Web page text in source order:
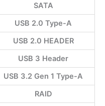
SATA
USB 2.0 Type-A
USB 2.0 HEADER
USB 3 Header
USB 3.2 Gen 1 Type-A
RAID